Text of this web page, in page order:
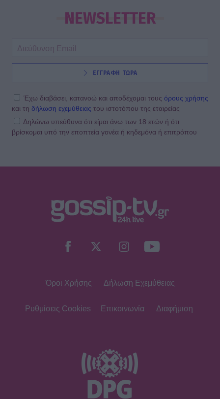
NEWSLETTER
ΕΓΓΡΑΦΗ ΤΩΡΑ
Έχω διαβάσει, κατανοώ και αποδέχομαι τους όρους χρήσης
και τη δήλωση εχεμύθειας του ιστοτόπου της εταιρείας
Δηλώνω υπεύθυνα ότι είμαι άνω των 18 ετών ή ότι
βρίσκομαι υπό την εποπτεία γονέα ή κηδεμόνα ή επιτρόπου
Όροι Χρήσης Δήλωση Εχεμύθειας
Ρυθμίσεις Cookies Επικοινωνία Διαφήμιση